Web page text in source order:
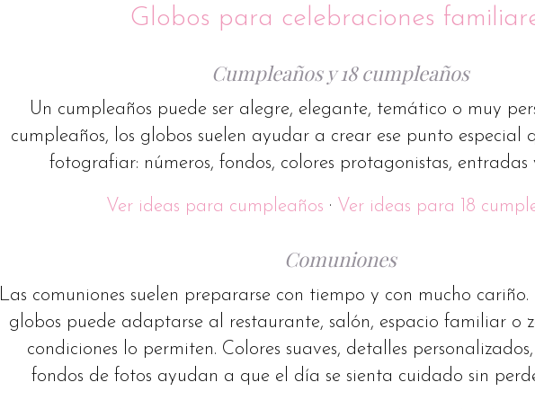
Globos para celebraciones
Cumpleaños y 18 cumpleaños
Un cumpleaños puede ser alegre, elegante, temático o muy
cumpleaños, los globos suelen ayudar a crear ese punto especial
fotografiar: números, fondos, colores protagonistas, entradas
Ver ideas para cumpleaños · Ver ideas para 18
Comuniones
Las comuniones suelen prepararse con tiempo y con mucho
globos puede adaptarse al restaurante, salón, espacio familiar o
condiciones lo permiten. Colores suaves, detalles
fondos de fotos ayudan a que el día se sienta cuidado sin